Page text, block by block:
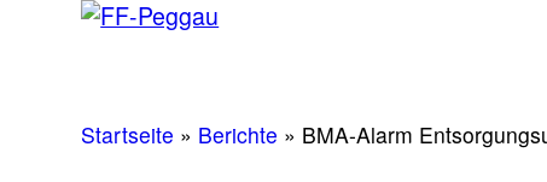
Startseite » Berichte » BMA-Alarm